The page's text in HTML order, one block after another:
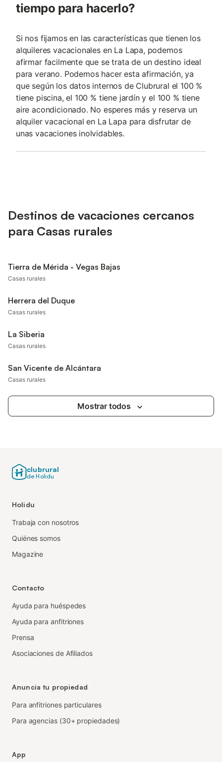
tiempo para hacerlo?
Si nos fijamos en las características que tienen los
alquileres vacacionales en La Lapa, podemos
afirmar facilmente que se trata de un destino ideal
para verano. Podemos hacer esta afirmación, ya
que según los datos internos de Clubrural el 100 %
tiene piscina, el 100 % tiene jardín y el 100 % tiene
aire acondicionado. No esperes más y reserva un
alquiler vacacional en La Lapa para disfrutar de
unas vacaciones inolvidables.
Destinos de vacaciones cercanos
para Casas rurales
Tierra de Mérida - Vegas Bajas
Casas rurales
Herrera del Duque
Casas rurales
La Siberia
Casas rurales
San Vicente de Alcántara
Casas rurales
Mostrar todos
clubrural
de Holidu
Holidu
Trabaja con nosotros
Quiénes somos
Magazine
Contacto
Ayuda para huéspedes
Ayuda para anfitriones
Prensa
Asociaciones de Afiliados
Anuncia tu propiedad
Para anfitriones particulares
Para agencias (30+ propiedades)
App